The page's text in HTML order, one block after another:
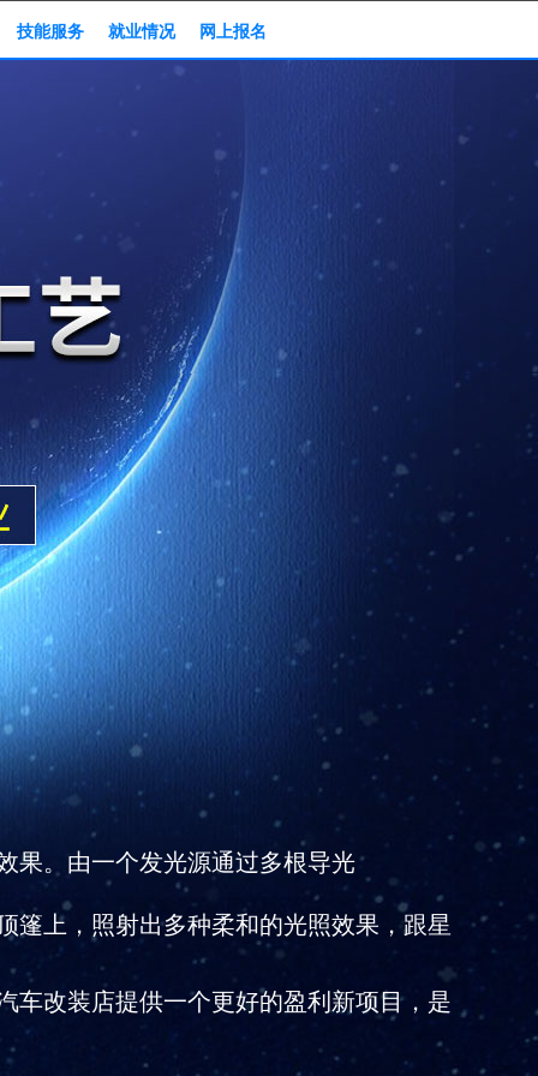
技能服务 就业情况 网上报名
果。由一个发光源通过多根导光
篷上，照射出多种柔和的光照效果，跟星
车改装店提供一个更好的盈利新项目，是